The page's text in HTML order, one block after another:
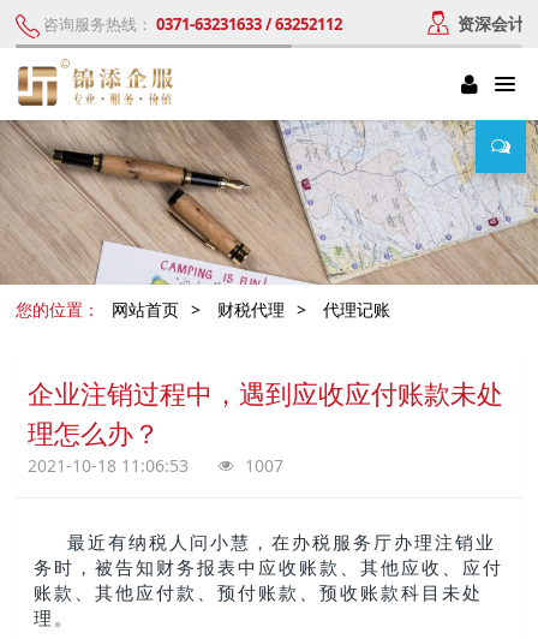
咨询服务热线： 0371-63231633 / 63252112 资深会计
您的位置： 网站首页 > 财税代理 > 代理记账
企业注销过程中，遇到应收应付账款未处
理怎么办？
2021-10-18 11:06:53 1007
最近有纳税人问小慧，在办税服务厅办理注销业
务时，被告知财务报表中应收账款、其他应收、应付
账款、其他应付款、预付账款、预收账款科目未处
理。